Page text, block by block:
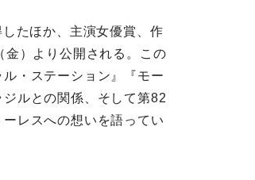
たほか、主演⼥優賞、作
金）より公開される。この
・ステーション』『モー
ルとの関係、そして第82
レスへの想いを語ってい